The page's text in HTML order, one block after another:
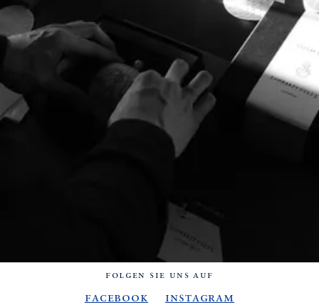
FOLGEN SIE UNS AUF
Facebook Instagram